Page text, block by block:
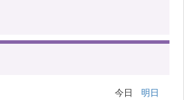
今日 明日